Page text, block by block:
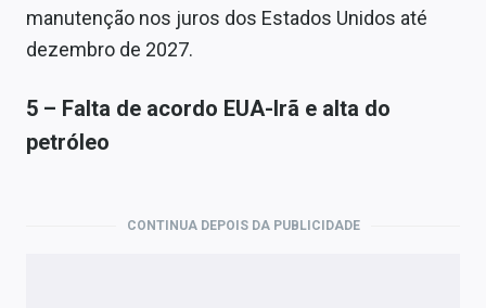
manutenção nos juros dos Estados Unidos até
dezembro de 2027.
5 – Falta de acordo EUA-Irã e alta do
petróleo
CONTINUA DEPOIS DA PUBLICIDADE